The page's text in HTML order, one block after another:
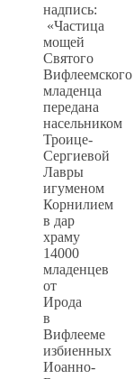
надпись:
«Частица
мощей
Святого
Вифлеемского
младенца
передана
насельником
Троице-
Сергиевой
Лавры
игуменом
Корнилием
в дар
храму
14000
младенцев
от
Ирода
в
Вифлееме
избиенных
Иоанно-